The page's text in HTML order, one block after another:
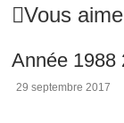
Vous
Année
29 septembre 2017